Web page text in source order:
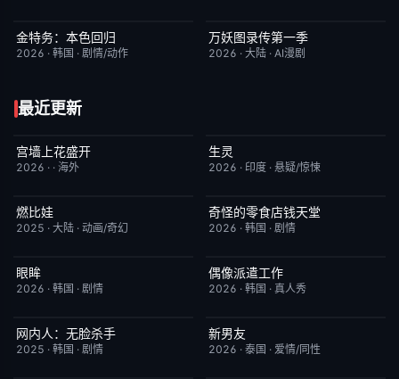
已完结
金特务：本色回归
2026 · 韩国 · 剧情/动作
完结
万妖图录传第一季
2026 · 大陆 · AI漫剧
最近更新
更新至第4集
宫墙上花盛开
2026 · · 海外
今日更新
生灵
2026 · 印度 · 悬疑/惊悚
HD国语
燃比娃
2025 · 大陆 · 动画/奇幻
HD中字
奇怪的零食店钱天堂
2026 · 韩国 · 剧情
HD中字
眼眸
2026 · 韩国 · 剧情
已完结
偶像派遣工作
2026 · 韩国 · 真人秀
今日更新
网内人：无脸杀手
2025 · 韩国 · 剧情
更新至第01集
新男友
2026 · 泰国 · 爱情/同性